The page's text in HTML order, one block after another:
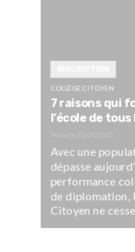
COLLÈGE CITOYEN
7 raisons qui
l’école de
Avec une
dépasse
performance
de diplomation,
Citoyen ne